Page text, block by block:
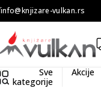
info@knjizare-vulkan.rs
KOLIČINSKI POPUST
Sve
kategorije
Akcije